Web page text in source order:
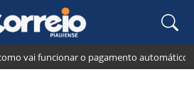
vai funcionar o pagamento automático da